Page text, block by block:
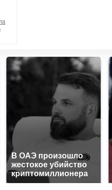
В ОАЭ произошло
жестокое убийство
криптомиллионера